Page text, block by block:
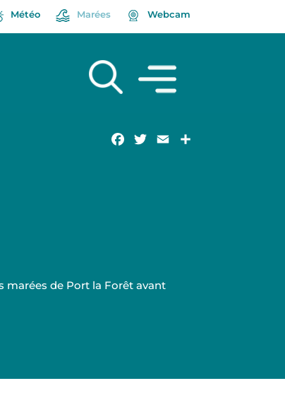
Météo Marées Webcam
Facebook
TwitterEmail
marées de Port la Forêt avant